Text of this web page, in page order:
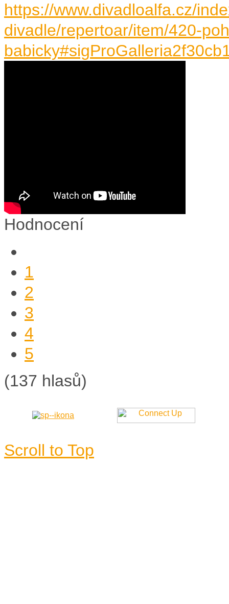
https://www.divadloalfa.cz/
divadle/repertoar/item/420-
Hodnocení
1
2
3
4
5
(137 hlasů)
Scroll to Top